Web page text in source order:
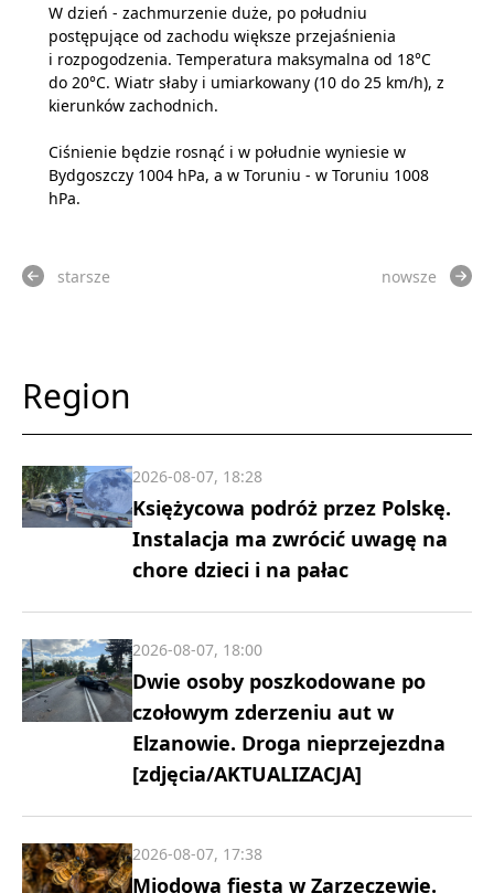
W dzień - zachmurzenie duże, po południu
postępujące od zachodu większe przejaśnienia
i rozpogodzenia. Temperatura maksymalna od 18°C
do 20°C. Wiatr słaby i umiarkowany (10 do 25 km/h), z
kierunków zachodnich.
Ciśnienie będzie rosnąć i w południe wyniesie w
Bydgoszczy 1004 hPa, a w Toruniu - w Toruniu 1008
hPa.
starsze nowsze
Region
Księżycowa podróż przez Polskę.
Instalacja ma zwrócić uwagę na
chore dzieci i na pałac
2026-08-07, 18:28
Dwie osoby poszkodowane po
czołowym zderzeniu aut w
Elzanowie. Droga nieprzejezdna
[zdjęcia/AKTUALIZACJA]
2026-08-07, 18:00
Miodowa fiesta w Zarzeczewie.
2026-08-07, 17:38